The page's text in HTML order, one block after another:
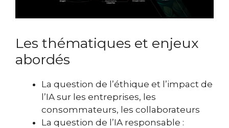
Les thématiques et enjeux
abordés
La question de l’éthique et l’impact de
l’IA sur les entreprises, les
consommateurs, les collaborateurs
La question de l’IA responsable :